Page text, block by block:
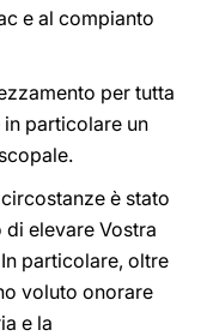
e al compianto
per tutta
particolare un
è stato
elevare Vostra
particolare, oltre
voluto onorare
e la